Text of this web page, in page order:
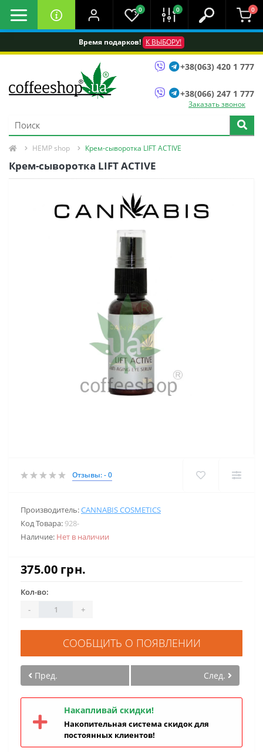
Время подарков! К ВЫБОРУ!
0 0 0
+38(063) 420 1 777
+38(066) 247 1 777
Заказать звонок
HEMP shop Крем-сыворотка LIFT ACTIVE
Крем-сыворотка LIFT ACTIVE
Отзывы: - 0
Производитель:CANNABIS COSMETICS
Код Товара: 928-
Наличие: Нет в наличии
375.00 грн.
Кол-во:
-
+
СООБЩИТЬ О ПОЯВЛЕНИИ
Пред. След.
Накапливай скидки!
Накопительная система скидок для
постоянных клиентов!